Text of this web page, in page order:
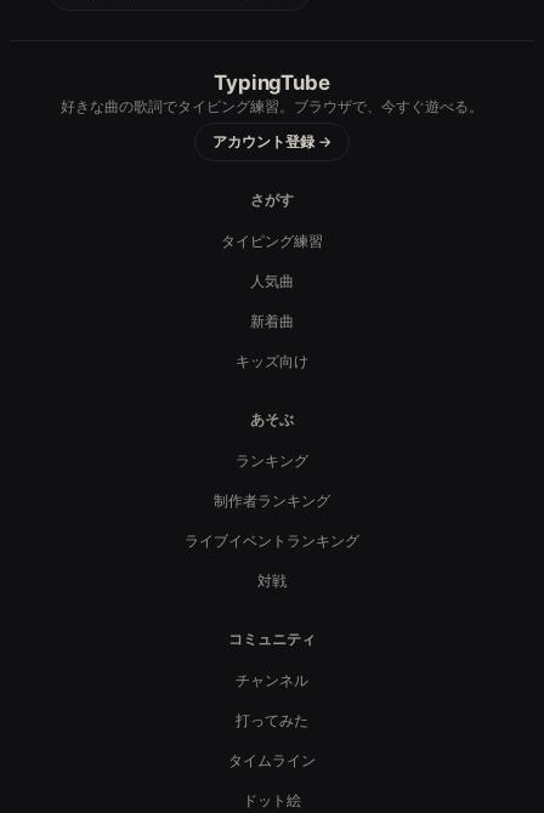
TypingTube
好きな曲の歌詞でタイピング練習。ブラウザで、今すぐ遊べる。
アカウント登録 →
さがす
タイピング練習
人気曲
新着曲
キッズ向け
あそぶ
ランキング
制作者ランキング
ライブイベントランキング
対戦
コミュニティ
チャンネル
打ってみた
タイムライン
ドット絵